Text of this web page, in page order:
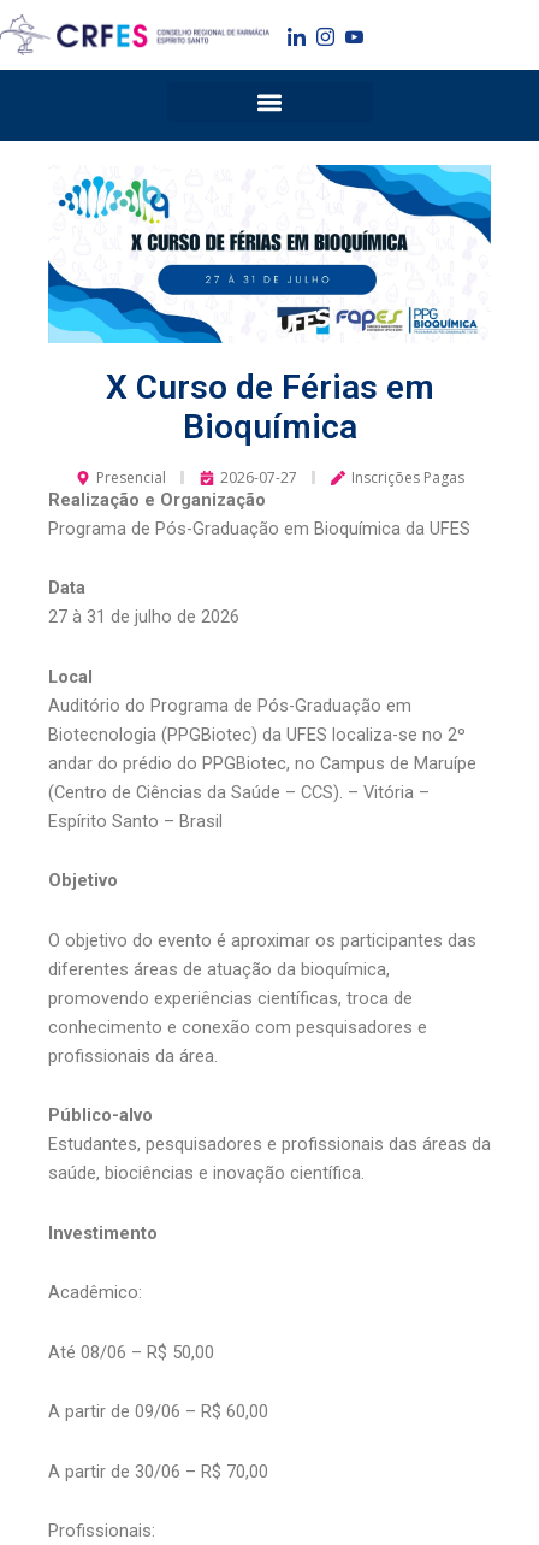
para
o
X Curso de Férias em
Bioquímica
Presencial 2026-07-27 Inscrições Pagas
Realização e Organização
Programa de Pós-Graduação em Bioquímica da UFES
Data
27 à 31 de julho de 2026
Local
Auditório do Programa de Pós-Graduação em
Biotecnologia (PPGBiotec) da UFES localiza-se no 2º
andar do prédio do PPGBiotec, no Campus de Maruípe
(Centro de Ciências da Saúde – CCS). – Vitória –
Espírito Santo – Brasil
Objetivo
O objetivo do evento é aproximar os participantes das
diferentes áreas de atuação da bioquímica,
promovendo experiências científicas, troca de
conhecimento e conexão com pesquisadores e
profissionais da área.
Público-alvo
Estudantes, pesquisadores e profissionais das áreas da
saúde, biociências e inovação científica.
Investimento
Acadêmico:
Até 08/06 – R$ 50,00
A partir de 09/06 – R$ 60,00
A partir de 30/06 – R$ 70,00
Profissionais: